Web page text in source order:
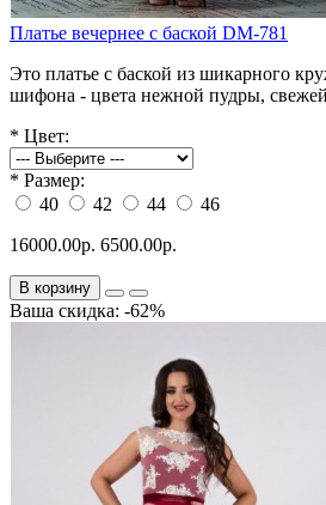
Платье вечернее с баской DM-781
Это платье с баской из шикарного
шифона - цвета нежной пудры,
* Цвет:
* Размер:
40
42 44
46
16000.00р. 6500.00р.
В корзину
Ваша скидка: -62%